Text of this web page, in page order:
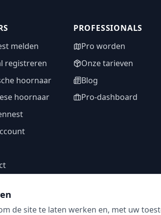
melden
registreren
hoornaar
hoornaar
PROFESSIONALS
Pro worden
Onze tarieven
Blog
Pro-dashboard
de site te laten werken en, met uw